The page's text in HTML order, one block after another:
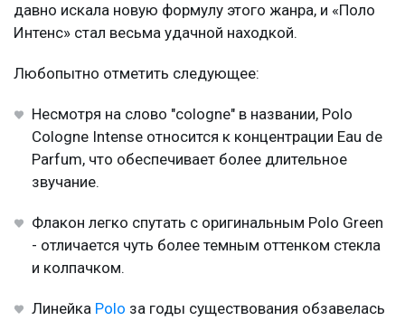
давно искала новую формулу этого жанра, и «Поло
Интенс» стал весьма удачной находкой.
Любопытно отметить следующее:
Несмотря на слово "cologne" в названии, Polo
Cologne Intense относится к концентрации Eau de
Parfum, что обеспечивает более длительное
звучание.
Флакон легко спутать с оригинальным Polo Green
- отличается чуть более темным оттенком стекла
и колпачком.
Линейка Polo за годы существования обзавелась